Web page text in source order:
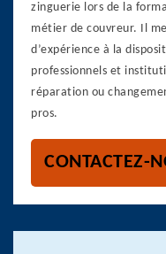
zinguerie lors de la
métier de couvreur. Il
d’expérience à la
professionnels et
réparation ou
pros.
CONTACTEZ-